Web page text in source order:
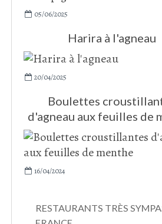
05/06/2025
Harira à l'agneau
20/04/2025
Boulettes
d'agneau aux feuilles de
16/04/2024
RESTAURANTS TRÈS